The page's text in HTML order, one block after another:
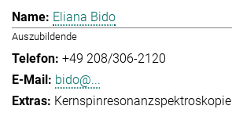
Eliana Bido
Auszubildende
+49 208/306-2120
bido@...
Kernspinresonanzspektroskopie